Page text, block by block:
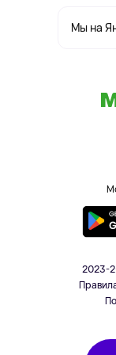
Мы на
2023-